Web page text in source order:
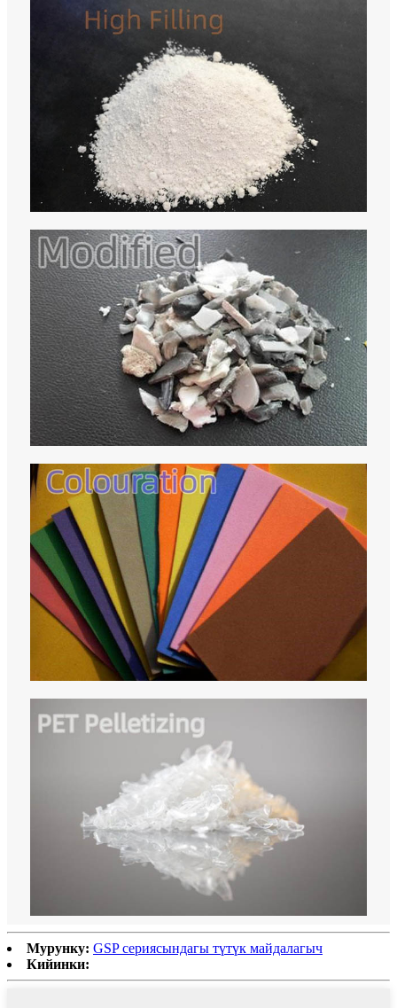
Мурунку: GSP сериясындагы түтүк майдалагыч
Кийинки: